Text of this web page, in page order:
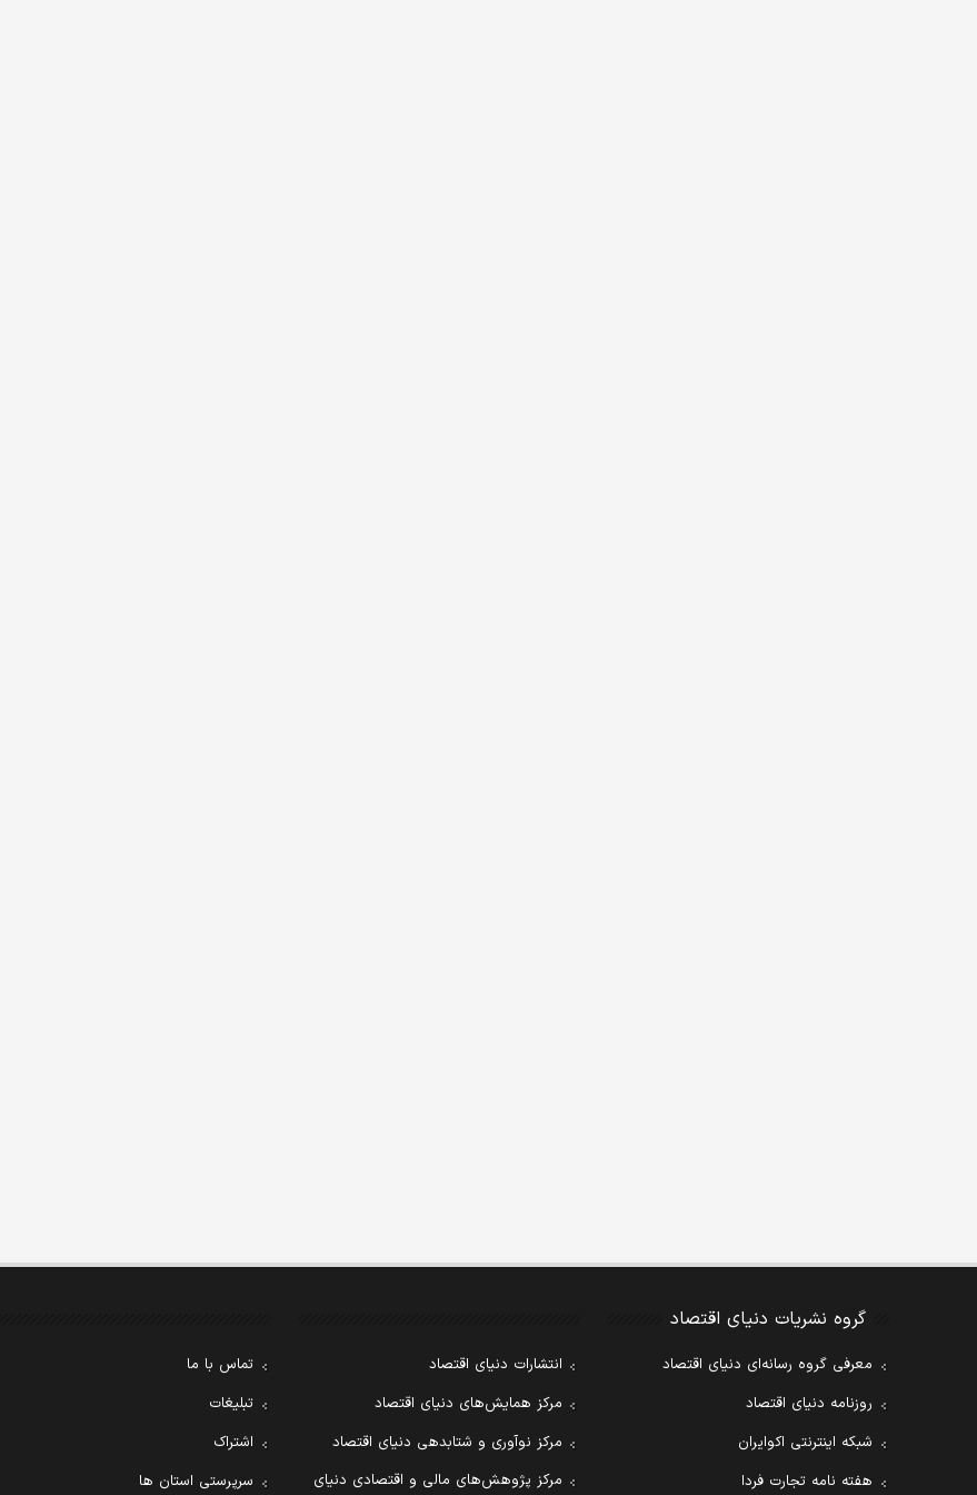
گروه نشریات دنیای اقتصاد
معرفی گروه رسانه‌ای دنیای اقتصاد
روزنامه دنیای اقتصاد
شبکه اینترنتی اکوایران
هفته نامه تجارت فردا
انتشارات دنیای اقتصاد
مرکز همایش‌های دنیای اقتصاد
مرکز نوآوری و شتابدهی دنیای اقتصاد
مرکز پژوهش‌های مالی و اقتصادی دنیای
تماس با ما
تبلیغات
اشتراک
سرپرستی استان ها